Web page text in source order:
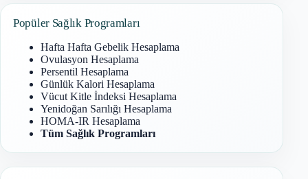
Popüler Sağlık Programları
Hafta Hafta Gebelik Hesaplama
Ovulasyon Hesaplama
Persentil Hesaplama
Günlük Kalori Hesaplama
Vücut Kitle İndeksi Hesaplama
Yenidoğan Sarılığı Hesaplama
HOMA-IR Hesaplama
Tüm Sağlık Programları